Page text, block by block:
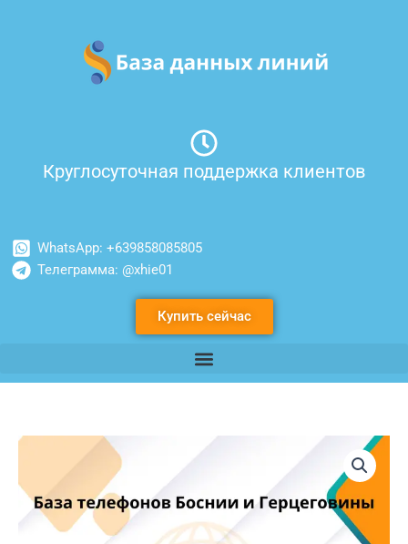
содержимому
Круглосуточная поддержка клиентов
WhatsApp: +639858085805
Телеграмма: @xhie01
Купить сейчас
Количество
телефонов
Боснии